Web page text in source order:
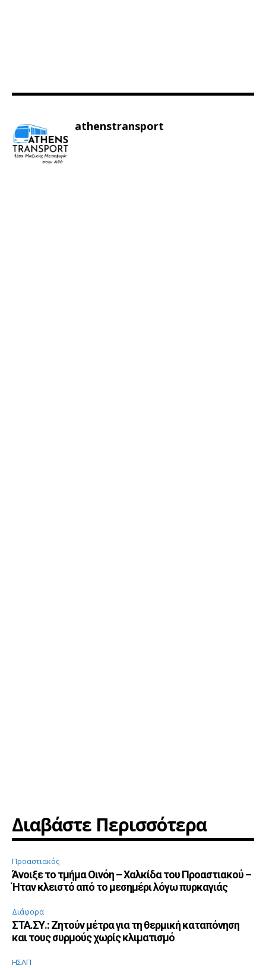
athenstransport
Διαβάστε Περισσότερα
Προαστιακός
Άνοιξε το τμήμα Οινόη – Χαλκίδα του Προαστιακού –
Ήταν κλειστό από το μεσημέρι λόγω πυρκαγιάς
Διάφορα
ΣΤΑ.ΣΥ.: Ζητούν μέτρα για τη θερμική καταπόνηση
και τους συρμούς χωρίς κλιματισμό
ΗΣΑΠ